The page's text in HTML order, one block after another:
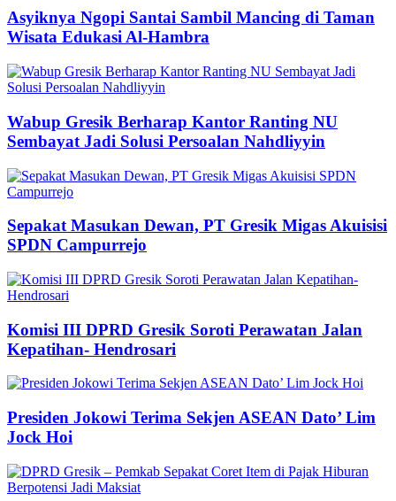
Asyiknya Ngopi Santai Sambil Mancing di Taman
Wisata Edukasi Al-Hambra
Wabup Gresik Berharap Kantor Ranting NU
Sembayat Jadi Solusi Persoalan Nahdliyyin
Sepakat Masukan Dewan, PT Gresik Migas Akuisisi
SPDN Campurrejo
Komisi III DPRD Gresik Soroti Perawatan Jalan
Kepatihan- Hendrosari
Presiden Jokowi Terima Sekjen ASEAN Dato’ Lim
Jock Hoi